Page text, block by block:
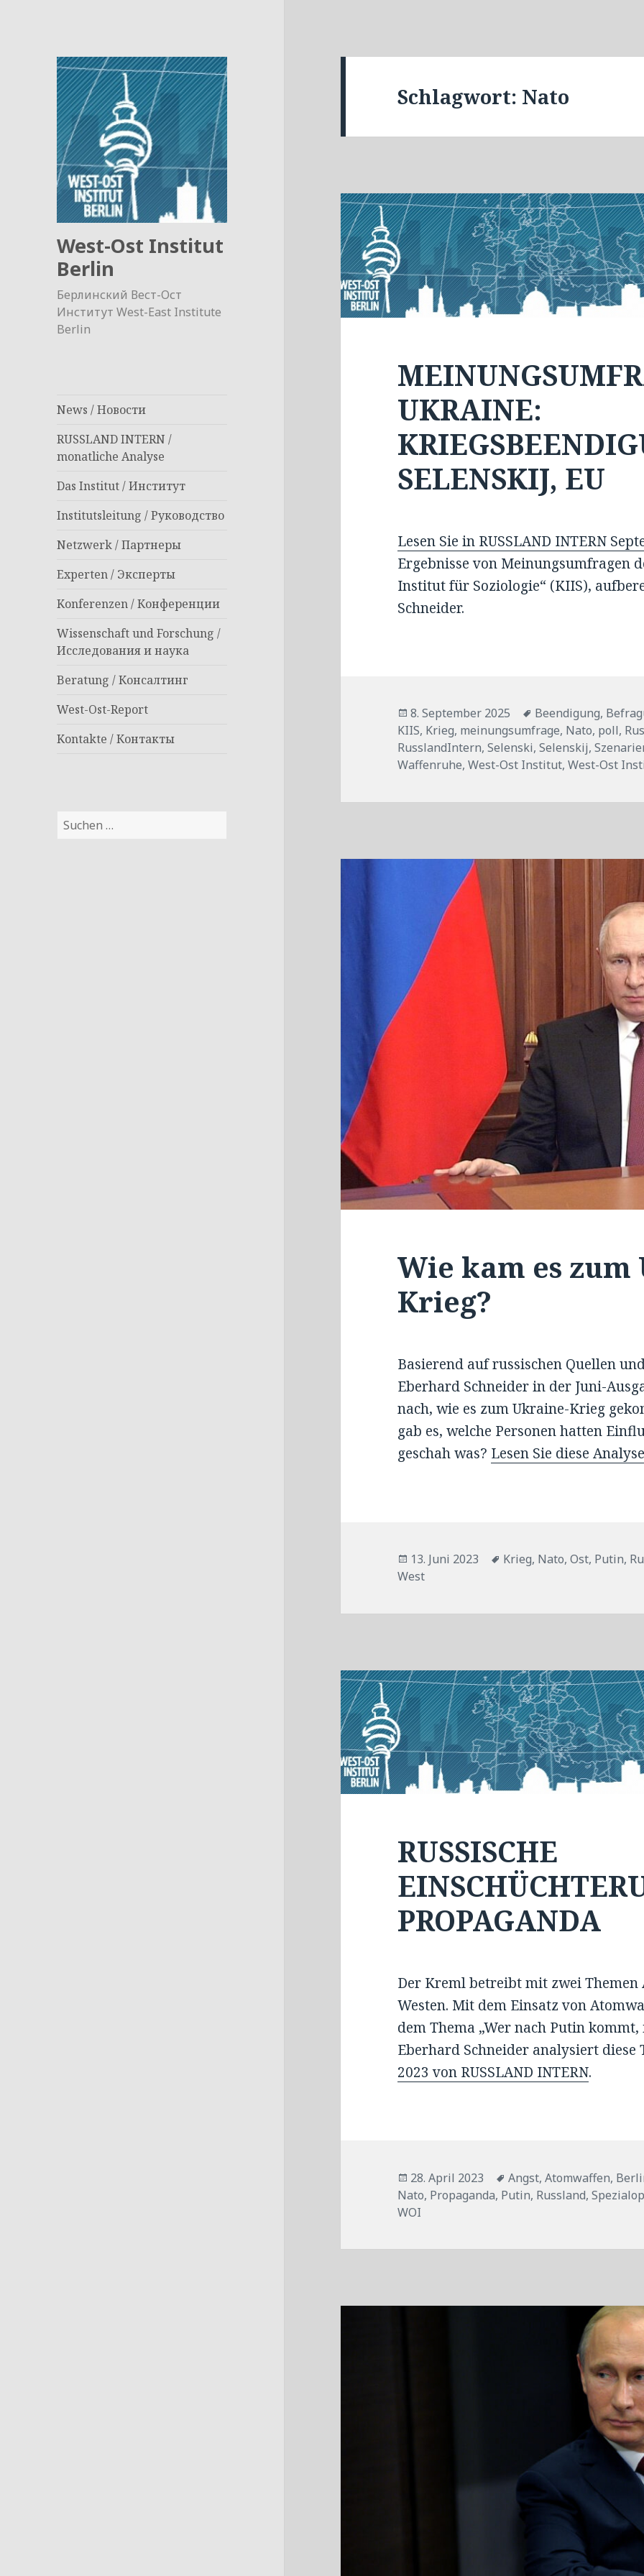
West-Ost Institut
Berlin
Берлинский Вест-Ост
Институт West-East Institute
Berlin
News / Новости
RUSSLAND INTERN /
monatliche Analyse
Das Institut / Институт
Institutsleitung / Руководство
Netzwerk / Партнеры
Experten / Эксперты
Konferenzen / Конференции
Wissenschaft und Forschung /
Исследования и наука
Beratung / Консалтинг
West-Ost-Report
Kontakte / Контакты
Suchen
Schlagwort: Nato
UKRAINE:
SELENSKIJ, EU
Lesen Sie in RUSSLAND INTERN
Ergebnisse von Meinungsumfragen
Institut für Soziologie“ (KIIS),
Schneider.
Veröffentlicht
am
8. September 2025 Tags
Beendigung,
KIIS, Krieg, meinungsumfrage, Nato, poll,
RusslandIntern,Selenski,Selenskij,
Waffenruhe,West-Ost Institut,West-Ost
Wie kam es
Krieg?
Basierend auf russischen Quellen
Eberhard Schneider in der Juni-
nach, wie es zum Ukraine-Krieg
gab es, welche Personen hatten
geschah was? Lesen Sie diese
Veröffentlicht
am
13. Juni 2023 Tags
Krieg, Nato,Ost, Putin,
West
RUSSISCHE
PROPAGANDA
Der Kreml betreibt mit zwei
Westen. Mit dem Einsatz von
dem Thema „Wer nach Putin
Eberhard Schneider analysiert
2023 von RUSSLAND INTERN.
Veröffentlicht
am
28. April 2023 Tags
Angst,Atomwaffen,
Nato, Propaganda, Putin, Russland,
WOI